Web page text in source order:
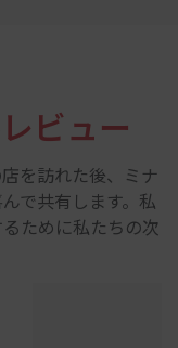
ビュー
を訪れた後、ミナ
で共有します。私
ために私たちの次